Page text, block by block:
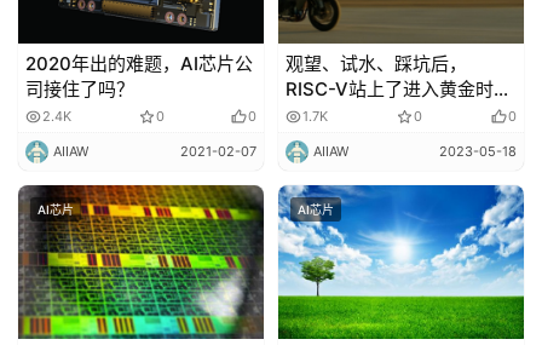
2020年出的难题，AI芯片公
司接住了吗？
2.4K 0 0
AIIAW 2021-02-07
观望、试水、踩坑后，
RISC-V站上了进入黄金时代
的跳板
1.7K 0 0
AIIAW 2023-05-18
AI芯片 AI芯片